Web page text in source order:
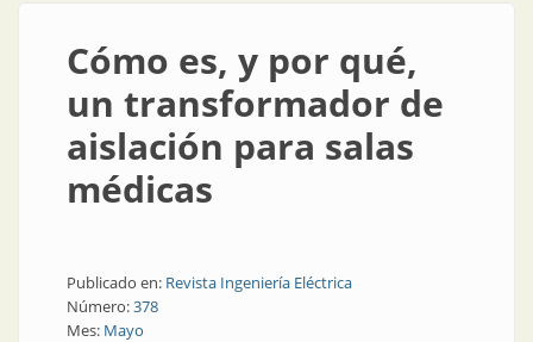
Cómo es, y por qué,
un transformador de
aislación para salas
médicas
Publicado en: Revista Ingeniería Eléctrica
Número:378
Mes: Mayo